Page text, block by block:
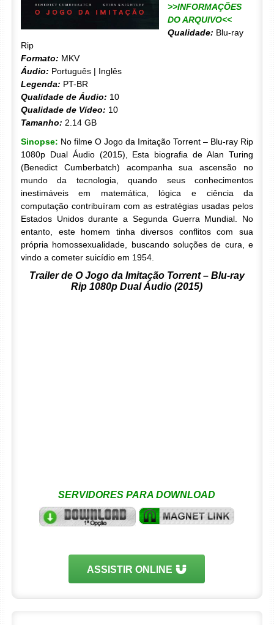
>>INFORMAÇÕES
DO ARQUIVO<<
Qualidade: Blu-ray
Rip
Formato: MKV
Áudio: Português | Inglês
Legenda: PT-BR
Qualidade de Áudio: 10
Qualidade de Vídeo: 10
Tamanho: 2.14 GB
Sinopse: No filme O Jogo da Imitação Torrent – Blu-ray Rip
1080p Dual Áudio (2015), Esta biografia de Alan Turing
(Benedict Cumberbatch) acompanha sua ascensão no
mundo da tecnologia, quando seus conhecimentos
inestimáveis em matemática, lógica e ciência da
computação contribuíram com as estratégias usadas pelos
Estados Unidos durante a Segunda Guerra Mundial. No
entanto, este homem tinha diversos conflitos com sua
própria homossexualidade, buscando soluções de cura, e
vindo a cometer suicídio em 1954.
Trailer de O Jogo da Imitação Torrent – Blu-ray
Rip 1080p Dual Áudio (2015)
SERVIDORES PARA DOWNLOAD
ASSISTIR ONLINE